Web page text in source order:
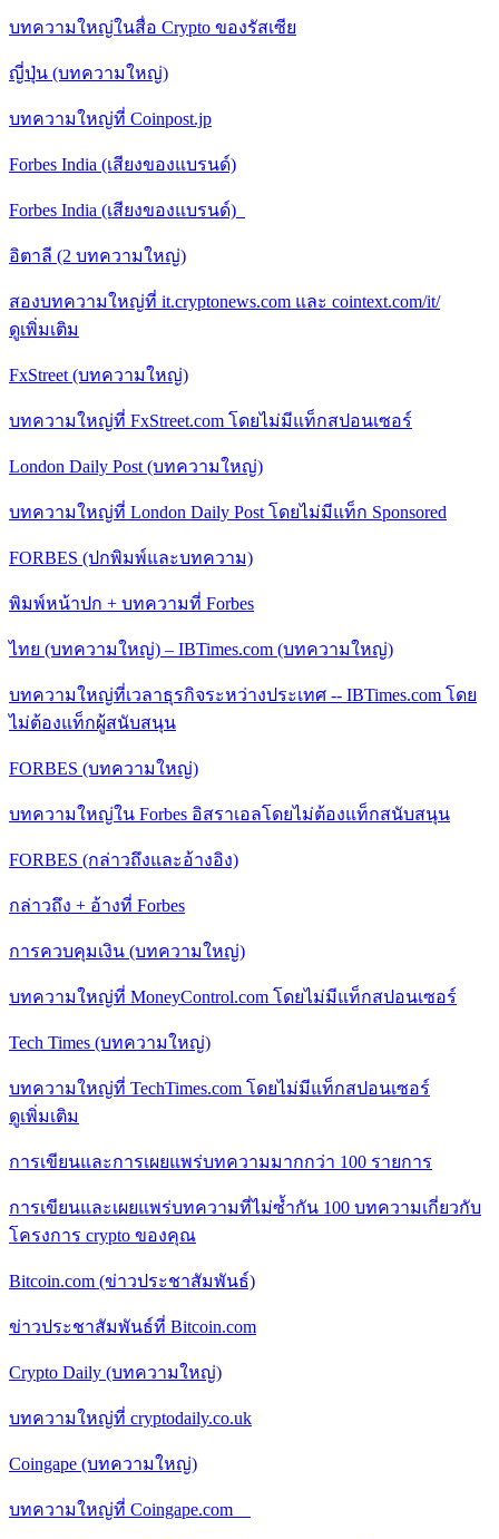
บทความใหญ่ในสื่อ Crypto ของรัสเซีย
ญี่ปุ่น (บทความใหญ่)
บทความใหญ่ที่ Coinpost.jp
Forbes India (เสียงของแบรนด์)
Forbes India (เสียงของแบรนด์)
อิตาลี (2 บทความใหญ่)
สองบทความใหญ่ที่ it.cryptonews.com และ cointext.com/it/
ดูเพิ่มเติม
FxStreet (บทความใหญ่)
บทความใหญ่ที่ FxStreet.com โดยไม่มีแท็กสปอนเซอร์
London Daily Post (บทความใหญ่)
บทความใหญ่ที่ London Daily Post โดยไม่มีแท็ก Sponsored
FORBES (ปกพิมพ์และบทความ)
พิมพ์หน้าปก + บทความที่ Forbes
ไทย (บทความใหญ่) – IBTimes.com (บทความใหญ่)
บทความใหญ่ที่เวลาธุรกิจระหว่างประเทศ -- IBTimes.com โดย
ไม่ต้องแท็กผู้สนับสนุน
FORBES (บทความใหญ่)
บทความใหญ่ใน Forbes อิสราเอลโดยไม่ต้องแท็กสนับสนุน
FORBES (กล่าวถึงและอ้างอิง)
กล่าวถึง + อ้างที่ Forbes
การควบคุมเงิน (บทความใหญ่)
บทความใหญ่ที่ MoneyControl.com โดยไม่มีแท็กสปอนเซอร์
Tech Times (บทความใหญ่)
บทความใหญ่ที่ TechTimes.com โดยไม่มีแท็กสปอนเซอร์
ดูเพิ่มเติม
การเขียนและการเผยแพร่บทความมากกว่า 100 รายการ
การเขียนและเผยแพร่บทความที่ไม่ซ้ำกัน 100 บทความเกี่ยวกับ
โครงการ crypto ของคุณ
Bitcoin.com (ข่าวประชาสัมพันธ์)
ข่าวประชาสัมพันธ์ที่ Bitcoin.com
Crypto Daily (บทความใหญ่)
บทความใหญ่ที่ cryptodaily.co.uk
Coingape (บทความใหญ่)
บทความใหญ่ที่ Coingape.com